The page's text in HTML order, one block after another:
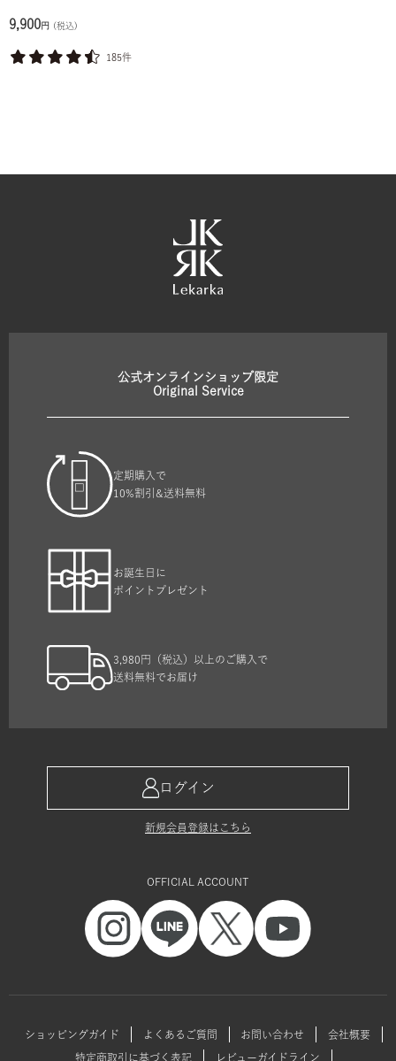
9,900 円 (税込)
185件
公式オンラインショップ限定
Original Service
定期購入で
10%割引&送料無料
お誕生日に
ポイントプレゼント
3,980円（税込）以上のご購入で
送料無料でお届け
ログイン
新規会員登録はこちら
OFFICIAL ACCOUNT
ショッピングガイド よくあるご質問 お問い合わせ 会社概要
特定商取引に基づく表記 レビューガイドライン